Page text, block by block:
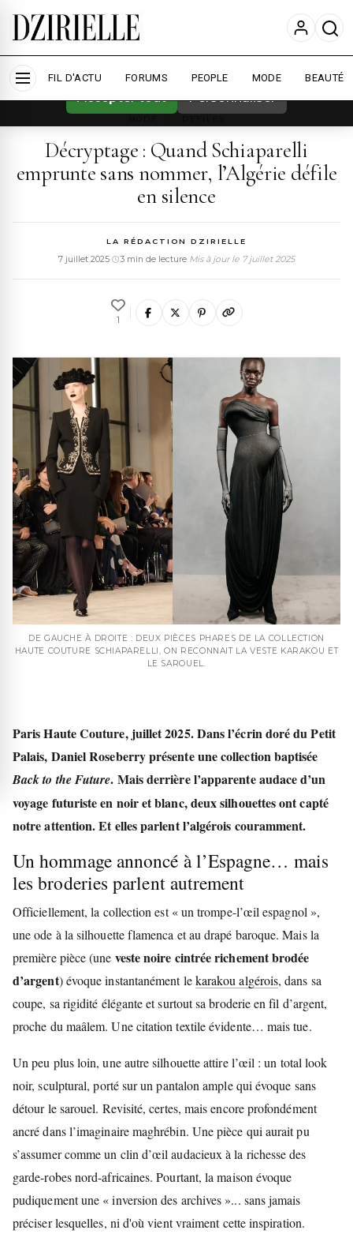
Nous utilisons des cookies pour améliorer
votre expérience et mesurer l'audience. En
Accepter tout Personnaliser
FIL D'ACTU FORUMS PEOPLE MODE BEAUTÉ
Décryptage : Quand Schiaparelli
emprunte sans nommer, l’Algérie défile
en silence
LA RÉDACTION DZIRIELLE
7 juillet 2025· 3 min de lecture·Mis à jour le 7 juillet 2025
1
DE GAUCHE À DROITE : DEUX PIÈCES PHARES DE LA COLLECTION
HAUTE COUTURE SCHIAPARELLI, ON RECONNAIT LA VESTE KARAKOU ET
LE SAROUEL.
Paris Haute Couture, juillet 2025.Dans l’écrin doré du Petit
Palais, Daniel Roseberry présente une collection baptisée
Back to the Future. Mais derrière l’apparente audace d’un
voyage futuriste en noir et blanc, deux silhouettes ont capté
notre attention. Et elles parlent l’algérois couramment.
Un hommage annoncé à l’Espagne… mais
les broderies parlent autrement
Officiellement, la collection est « un trompe-l’œil espagnol »,
une ode à la silhouette flamenca et au drapé baroque. Mais la
première pièce (une veste noire cintrée richement brodée
d’argent) évoque instantanément lekarakou algérois, dans sa
coupe, sa rigidité élégante et surtout sa broderie en fil d’argent,
proche du maâlem. Une citation textile évidente… mais tue.
Un peu plus loin, une autre silhouette attire l’œil : un total look
noir, sculptural, porté sur un pantalon ample qui évoque sans
détour le sarouel. Revisité, certes, mais encore profondément
ancré dans l’imaginaire maghrébin. Une pièce qui aurait pu
s’assumer comme un clin d’œil audacieux à la richesse des
garde-robes nord-africaines. Pourtant, la maison évoque
pudiquement une « inversion des archives »... sans jamais
préciser lesquelles, ni d'où vient vraiment cette inspiration.